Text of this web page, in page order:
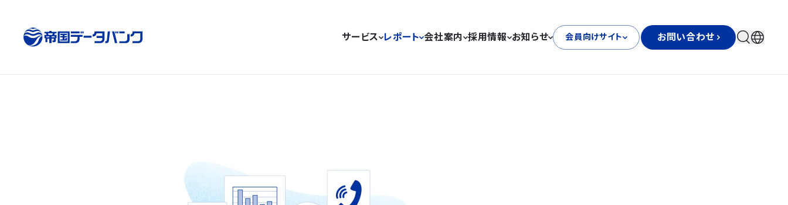
サービス レポート 会社案内 採用情報 お知らせ 会員向けサイト お問い合わせ